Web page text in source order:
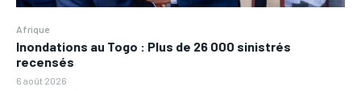
Afrique
Inondations au Togo : Plus de 26 000 sinistrés
recensés
6 août 2026